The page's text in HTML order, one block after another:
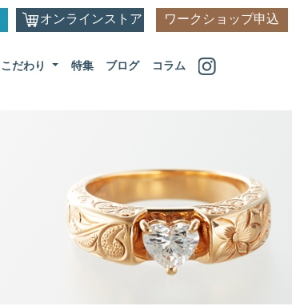
オンラインストア ワークショップ申込
こだわり 特集 ブログ コラム